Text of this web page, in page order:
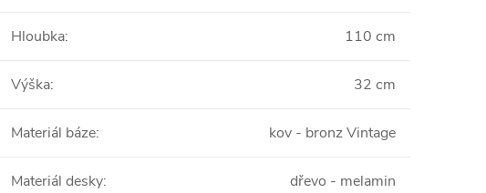
Hloubka: 110 cm
Výška: 32 cm
Materiál báze: kov - bronz Vintage
Materiál desky: dřevo - melamin